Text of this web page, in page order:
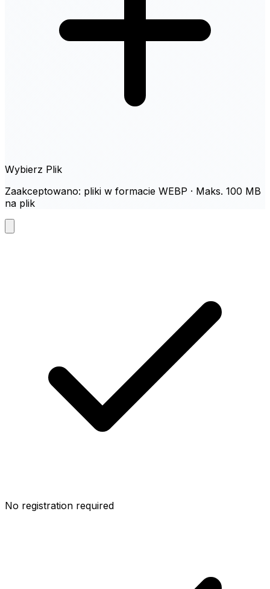
Wybierz Plik
Zaakceptowano: pliki w formacie WEBP · Maks. 100 MB
na plik
No registration required